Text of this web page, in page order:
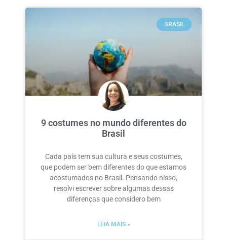
BRASIL
9 costumes no mundo diferentes do
Brasil
Cada país tem sua cultura e seus costumes,
que podem ser bem diferentes do que estamos
acostumados no Brasil. Pensando nisso,
resolvi escrever sobre algumas dessas
diferenças que considero bem
LEIA MAIS »